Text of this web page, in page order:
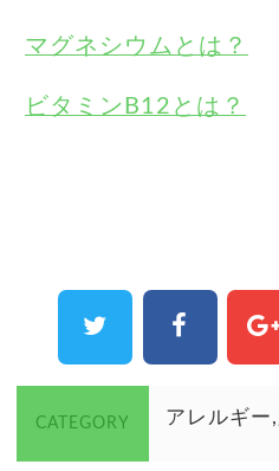
マグネシウムとは？
ビタミンB12とは？
CATEGORY アレルギー